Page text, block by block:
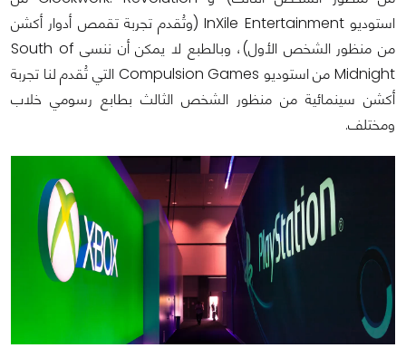
استوديو InXile Entertainment (وتُقدم تجربة تقمص أدوار أكشن
من منظور الشخص الأول)، وبالطبع لا يمكن أن ننسى South of
Midnight من استوديو Compulsion Games التي تُقدم لنا تجربة
أكشن سينمائية من منظور الشخص الثالث بطابع رسومي خلاب
ومختلف.